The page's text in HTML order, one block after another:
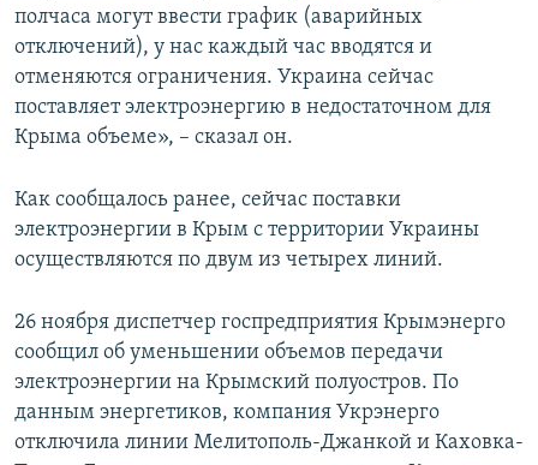
ELIFBE
УКРАИНСКАЯ ПРОБЛЕМА КРЫМА
Все сайты RFE/RL
полчаса могут ввести график (аварийных
отключений), у нас каждый час вводятся и
отменяются ограничения. Украина сейчас
поставляет электроэнергию в недостаточном для
Крыма объеме», – сказал он.
Как сообщалось ранее, сейчас поставки
электроэнергии в Крым с территории Украины
осуществляются по двум из четырех линий.
26 ноября диспетчер госпредприятия Крымэнерго
сообщил об уменьшении объемов передачи
электроэнергии на Крымский полуостров. По
данным энергетиков, компания Укрэнерго
отключила линии Мелитополь-Джанкой и Каховка-